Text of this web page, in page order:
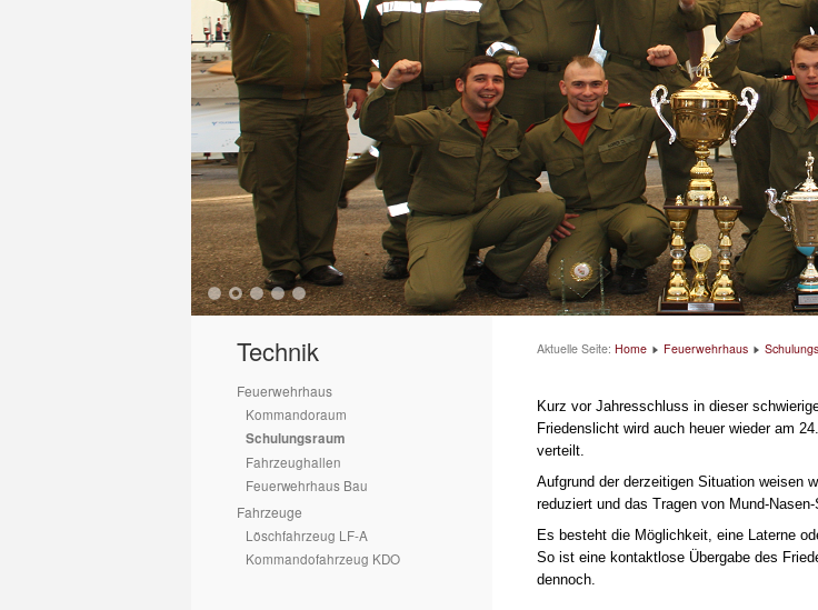
1 2 3 4 5
Technik
Feuerwehrhaus
Kommandoraum
Schulungsraum
Fahrzeughallen
Feuerwehrhaus Bau
Fahrzeuge
Löschfahrzeug LF-A
Kommandofahrzeug KDO
Aktuelle Seite: Home Feuerwehrhaus
Kurz vor Jahresschluss in dieser
Friedenslicht wird auch heuer wieder am
verteilt.
Aufgrund der derzeitigen Situation weisen
reduziert und das Tragen von Mund-
Es besteht die Möglichkeit, eine Laterne
So ist eine kontaktlose Übergabe des
dennoch.